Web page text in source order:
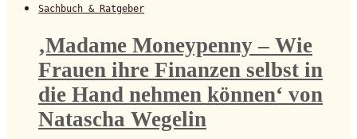
Sachbuch & Ratgeber
‚Madame Moneypenny – Wie
Frauen ihre Finanzen selbst in
die Hand nehmen können‘ von
Natascha Wegelin